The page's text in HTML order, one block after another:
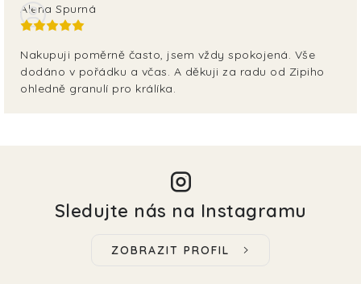
Alena Spurná
Nakupuji poměrně často, jsem vždy spokojená. Vše
dodáno v pořádku a včas. A děkuji za radu od Zipiho
ohledně granulí pro králíka.
Sledujte nás na Instagramu
ZOBRAZIT PROFIL